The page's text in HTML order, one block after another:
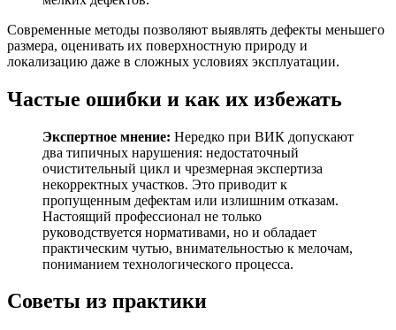
Современные методы позволяют выявлять дефекты меньшего
размера, оценивать их поверхностную природу и
локализацию даже в сложных условиях эксплуатации.
Частые ошибки и как их избежать
Экспертное мнение: Нередко при ВИК допускают
два типичных нарушения: недостаточный
очистительный цикл и чрезмерная экспертиза
некорректных участков. Это приводит к
пропущенным дефектам или излишним отказам.
Настоящий профессионал не только
руководствуется нормативами, но и обладает
практическим чутью, внимательностью к мелочам,
пониманием технологического процесса.
Советы из практики